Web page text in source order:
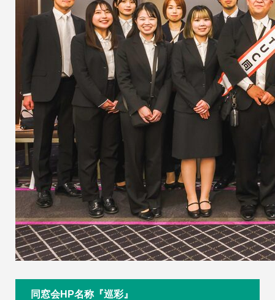
同窓会HP名称『巡彩』